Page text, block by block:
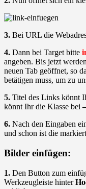
3. Bei URL die
4. Dann bei Target bitte
angeben. Bis jetzt
neuen Tab geöffnet, so
betätigen muss, um zu
5. Titel des Links könnt
könnt Ihr die Klasse bei
6. Nach den Eingaben
und schon ist die
Bilder einfügen:
1. Den Button zum
Werkzeugleiste hinter